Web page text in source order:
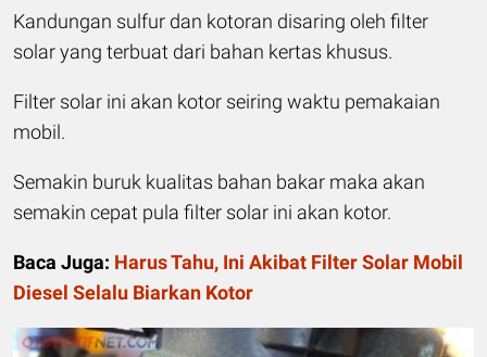
Kandungan sulfur dan kotoran disaring oleh filter
solar yang terbuat dari bahan kertas khusus.
Filter solar ini akan kotor seiring waktu pemakaian
mobil.
Semakin buruk kualitas bahan bakar maka akan
semakin cepat pula filter solar ini akan kotor.
Baca Juga: Harus Tahu, Ini Akibat Filter Solar Mobil
Diesel Selalu Biarkan Kotor